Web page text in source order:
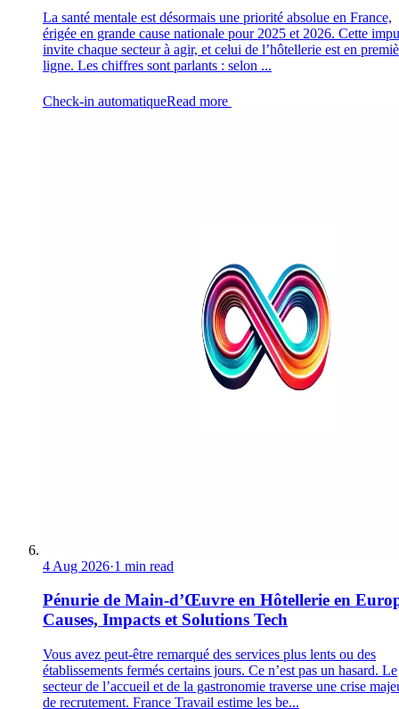
La santé mentale est désormais une priorité absolue en France,
érigée en grande cause nationale pour 2025 et 2026. Cette
invite chaque secteur à agir, et celui de l’hôtellerie est en
ligne. Les chiffres sont parlants : selon ...
Check-in automatiqueRead more
4 Aug 2026·1 min read
Pénurie de Main-d’Œuvre en Hôtellerie en
Causes, Impacts et Solutions Tech
Vous avez peut-être remarqué des services plus lents ou des
établissements fermés certains jours. Ce n’est pas un hasard. Le
secteur de l’accueil et de la gastronomie traverse une crise
de recrutement. France Travail estime les be...